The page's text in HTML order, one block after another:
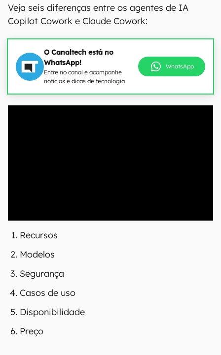
Veja seis diferenças entre os agentes de IA
Copilot Cowork e Claude Cowork:
O Canaltech está no
WhatsApp!
Entre no canal e acompanhe
notícias e dicas de tecnologia
WhatsApp
Recursos
Modelos
Segurança
Casos de uso
Disponibilidade
Preço